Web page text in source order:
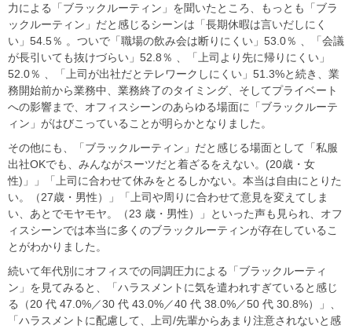
力による「ブラックルーティン」を聞いたところ、もっとも「ブラ
ックルーティン」だと感じるシーンは「長期休暇は言いだしにく
い」54.5％ 。ついで「職場の飲み会は断りにくい」53.0％ 、「会議
が長引いても抜けづらい」52.8％ 、「上司より先に帰りにくい」
52.0％ 、「上司が出社だとテレワークしにくい」51.3%と続き、業
務開始前から業務中、業務終了のタイミング、そしてプライベート
への影響まで、オフィスシーンのあらゆる場面に「ブラックルーテ
ィン」がはびこっていることが明らかとなりました。
その他にも、「ブラックルーティン」だと感じる場面として「私服
出社OKでも、みんながスーツだと着ざるをえない。(20歳・女
性)」」「上司に合わせて休みをとるしかない。本当は自由にとりた
い。（27歳・男性）」「上司や周りに合わせて意見を変えてしま
い、あとでモヤモヤ。（23 歳・男性）」といった声も見られ、オフ
ィスシーンでは本当に多くのブラックルーティンが存在しているこ
とがわかりました。
続いて年代別にオフィスでの同調圧力による「ブラックルーティ
ン」を見てみると、「ハラスメントに気を遣われすぎていると感じ
る（20 代 47.0%／30 代 43.0%／40 代 38.0%／50 代 30.8%）」、
「ハラスメントに配慮して、上司/先輩からあまり注意されないと感